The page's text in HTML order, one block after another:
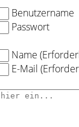
Benutzername
Passwort
Name
E-Mail